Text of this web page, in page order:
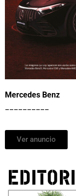
Mercedes Benz
Ver anuncio